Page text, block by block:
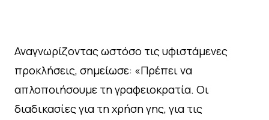
Αναγνωρίζοντας ωστόσο τις υφιστάμενες
προκλήσεις, σημείωσε: «Πρέπει να
απλοποιήσουμε τη γραφειοκρατία. Οι
διαδικασίες για τη χρήση γης, για τις